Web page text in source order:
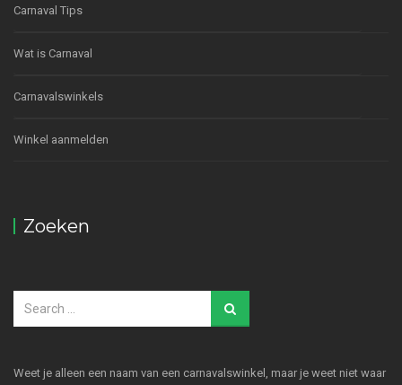
Carnaval Tips
Wat is Carnaval
Carnavalswinkels
Winkel aanmelden
Zoeken
Weet je alleen een naam van een carnavalswinkel, maar je weet niet waar